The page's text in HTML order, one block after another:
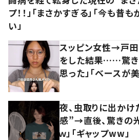
プ！！」「まさかすぎる」「今も昔
い」
スッピン女性→戸
をした結果……驚き
思った」「ベースが美
夜、虫取りに出か
感”→直後、驚きの
ｗ」「ギャップww」